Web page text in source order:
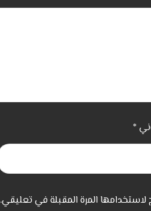
*
المرة المقبلة في تعليقي.